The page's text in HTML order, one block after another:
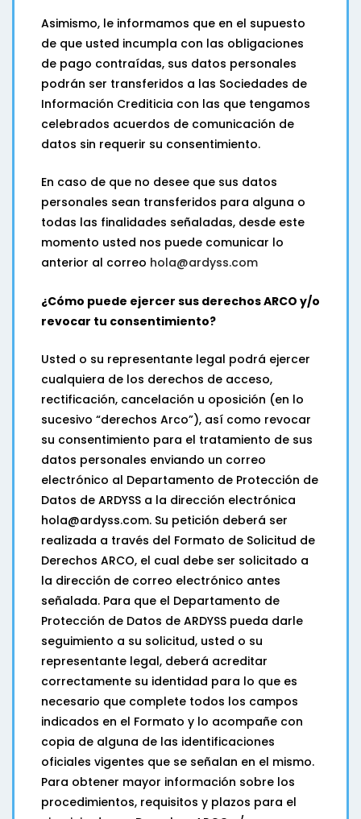
Asimismo, le informamos que en el supuesto
de que usted incumpla con las obligaciones
de pago contraídas, sus datos personales
podrán ser transferidos a las Sociedades de
Información Crediticia con las que tengamos
celebrados acuerdos de comunicación de
datos sin requerir su consentimiento.
En caso de que no desee que sus datos
personales sean transferidos para alguna o
todas las finalidades señaladas, desde este
momento usted nos puede comunicar lo
anterior al correo hola@ardyss.com
¿Cómo puede ejercer sus derechos ARCO y/o
revocar tu consentimiento?
Usted o su representante legal podrá ejercer
cualquiera de los derechos de acceso,
rectificación, cancelación u oposición (en lo
sucesivo “derechos Arco”), así como revocar
su consentimiento para el tratamiento de sus
datos personales enviando un correo
electrónico al Departamento de Protección de
Datos de ARDYSS a la dirección electrónica
hola@ardyss.com. Su petición deberá ser
realizada a través del Formato de Solicitud de
Derechos ARCO, el cual debe ser solicitado a
la dirección de correo electrónico antes
señalada. Para que el Departamento de
Protección de Datos de ARDYSS pueda darle
seguimiento a su solicitud, usted o su
representante legal, deberá acreditar
correctamente su identidad para lo que es
necesario que complete todos los campos
indicados en el Formato y lo acompañe con
copia de alguna de las identificaciones
oficiales vigentes que se señalan en el mismo.
Para obtener mayor información sobre los
procedimientos, requisitos y plazos para el